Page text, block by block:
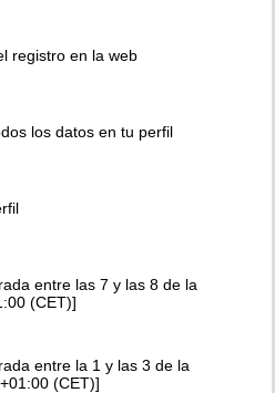
registro en la web
los datos en tu perfil
entre las 7 y las 8 de la
(CET)]
entre la 1 y las 3 de la
(CET)]